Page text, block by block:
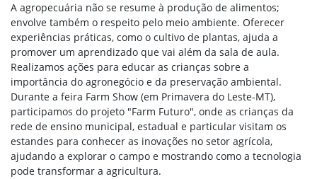
A agropecuária não se resume à produção de alimentos;
envolve também o respeito pelo meio ambiente. Oferecer
experiências práticas, como o cultivo de plantas, ajuda a
promover um aprendizado que vai além da sala de aula.
Realizamos ações para educar as crianças sobre a
importância do agronegócio e da preservação ambiental.
Durante a feira Farm Show (em Primavera do Leste-MT),
participamos do projeto "Farm Futuro", onde as crianças da
rede de ensino municipal, estadual e particular visitam os
estandes para conhecer as inovações no setor agrícola,
ajudando a explorar o campo e mostrando como a tecnologia
pode transformar a agricultura.